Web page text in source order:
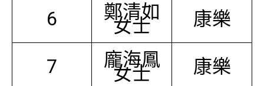
6 鄭清如
女士 康樂
7 龐海鳳
女士 康樂